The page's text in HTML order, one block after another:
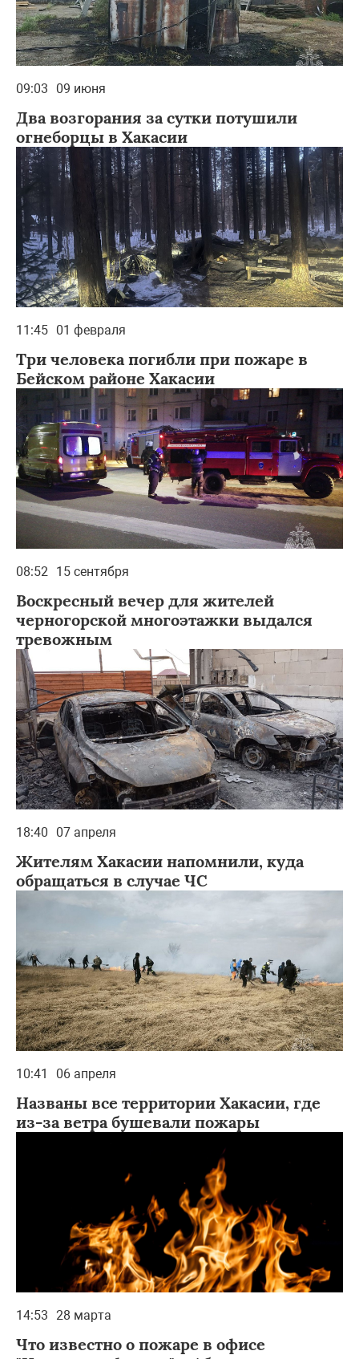
09:03 09 июня
Два возгорания за сутки потушили
огнеборцы в Хакасии
11:45 01 февраля
Три человека погибли при пожаре в
Бейском районе Хакасии
08:52 15 сентября
Воскресный вечер для жителей
черногорской многоэтажки выдался
тревожным
18:40 07 апреля
Жителям Хакасии напомнили, куда
обращаться в случае ЧС
10:41 06 апреля
Названы все территории Хакасии, где
из-за ветра бушевали пожары
14:53 28 марта
Что известно о пожаре в офисе